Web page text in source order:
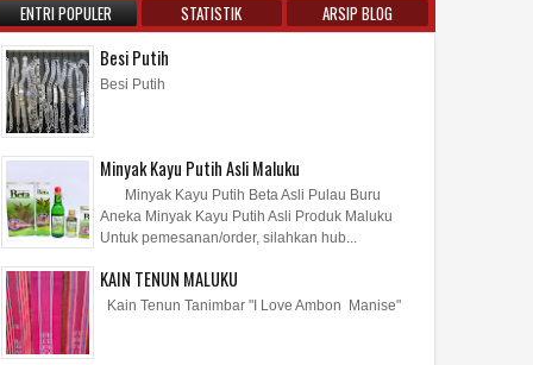
ENTRI POPULER STATISTIK ARSIP BLOG
Besi Putih
Besi Putih
Minyak Kayu Putih Asli Maluku
Minyak Kayu Putih Beta Asli Pulau Buru
Aneka Minyak Kayu Putih Asli Produk Maluku
Untuk pemesanan/order, silahkan hub...
KAIN TENUN MALUKU
Kain Tenun Tanimbar "I Love Ambon Manise"